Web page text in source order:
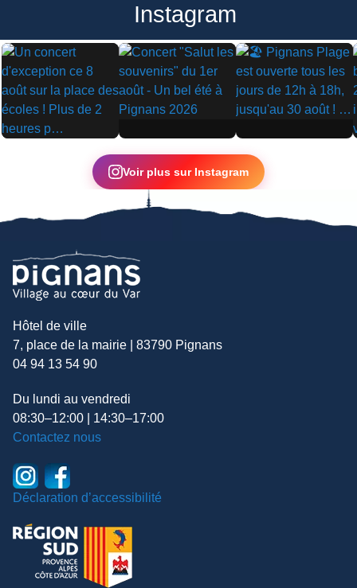
Instagram
▶
▶ ▶
Voir plus sur Instagram
Hôtel de ville
7, place de la mairie | 83790 Pignans
04 94 13 54 90
Du lundi au vendredi
08:30–12:00 | 14:30–17:00
Contactez nous
Déclaration d’accessibilité